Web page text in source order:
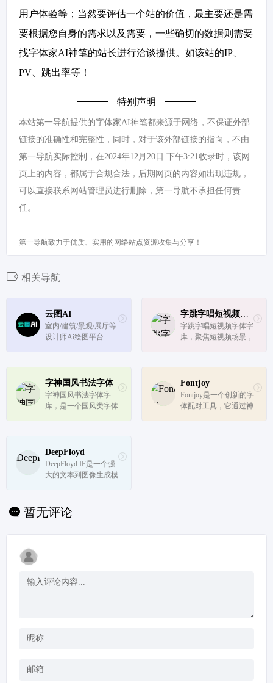
用户体验等；当然要评估一个站的价值，最主要还是需
要根据您自身的需求以及需要，一些确切的数据则需要
找字体家AI神笔的站长进行洽谈提供。如该站的IP、
PV、跳出率等！
特别声明
本站第一导航提供的字体家AI神笔都来源于网络，不保证外部
链接的准确性和完整性，同时，对于该外部链接的指向，不由
第一导航实际控制，在2024年12月20日 下午3:21收录时，该网
页上的内容，都属于合规合法，后期网页的内容如出现违规，
可以直接联系网站管理员进行删除，第一导航不承担任何责
任。
第一导航致力于优质、实用的网络站点资源收集与分享！
相关导航
云图AI
室内/建筑/景观/展厅等
设计师Ai绘图平台
字跳字唱短视频字体字
库，聚焦短视频场景，
字体，剪映字体等字体
免费下载，满足片头、
封面、字幕、花字应用
字神国风书法字体
字神国风书法字体字
库，是一个国风类字体
国风创新字体等，也包
含隶书、楷书、行书、
草书等经典字体，提供
Fontjoy
Fontjoy是一个创新的字
体配对工具，它通过神
DeepFloyd
DeepFloyd IF是一个强
大的文本到图像生成模
合了先进的语言理解和
图像生成技术，提供了
暂无评论